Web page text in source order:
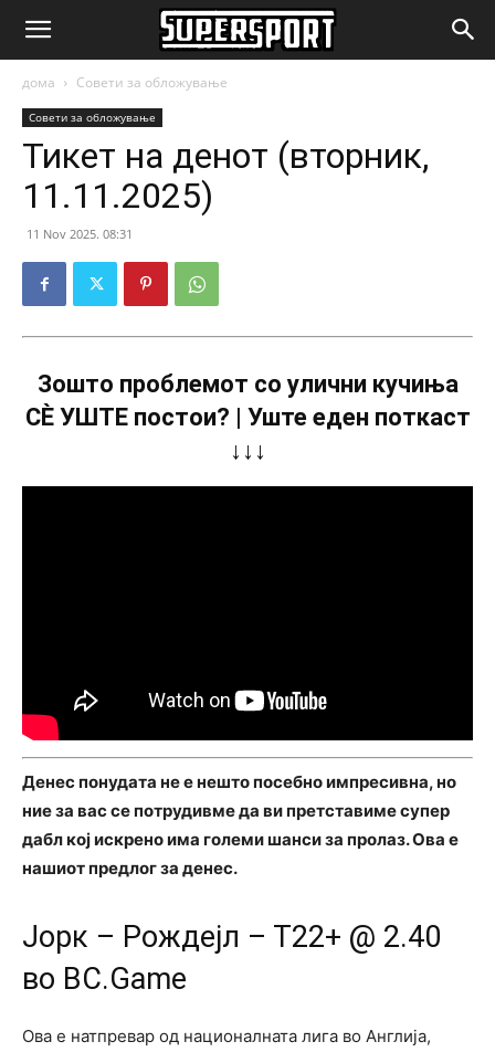
SuperSport.mk
дома Совети за обложување
Совети за обложување
Тикет на денот (вторник,
11.11.2025)
11 Nov 2025. 08:31
Зошто проблемот со улични кучиња
СÈ УШТЕ постои? | Уште еден поткаст
↓↓↓
Денес понудата не е нешто посебно импресивна, но
ние за вас се потрудивме да ви претставиме супер
дабл кој искрено има големи шанси за пролаз. Ова е
нашиот предлог за денес.
Јорк – Рождејл – Т22+ @ 2.40
во BC.Game
Ова е натпревар од националната лига во Англија,